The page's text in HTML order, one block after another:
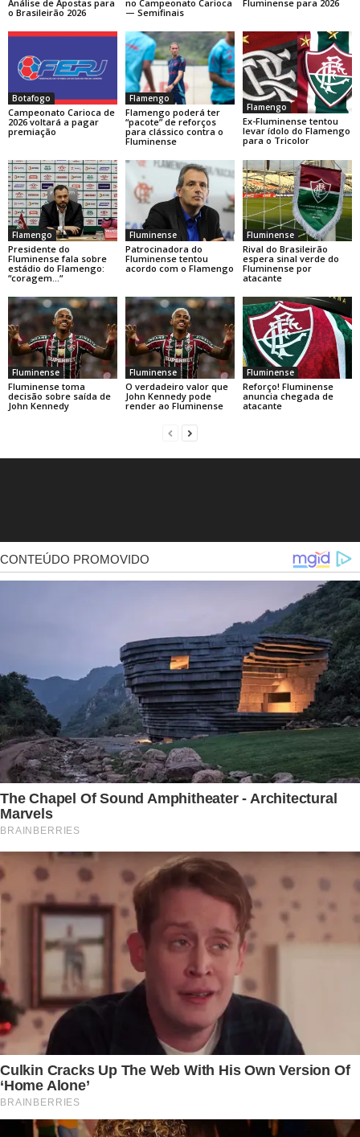
Análise de Apostas para
o Brasileirão 2026
no Campeonato Carioca
— Semifinais
Fluminense para 2026
Botafogo
Campeonato Carioca de
2026 voltará a pagar
premiação
Flamengo
Flamengo poderá ter
“pacote” de reforços
para clássico contra o
Fluminense
Flamengo
Ex-Fluminense tentou
levar ídolo do Flamengo
para o Tricolor
Flamengo
Presidente do
Fluminense fala sobre
estádio do Flamengo:
“coragem…“
Fluminense
Patrocinadora do
Fluminense tentou
acordo com o Flamengo
Fluminense
Rival do Brasileirão
espera sinal verde do
Fluminense por
atacante
Fluminense
Fluminense toma
decisão sobre saída de
John Kennedy
Fluminense
O verdadeiro valor que
John Kennedy pode
render ao Fluminense
Fluminense
Reforço! Fluminense
anuncia chegada de
atacante